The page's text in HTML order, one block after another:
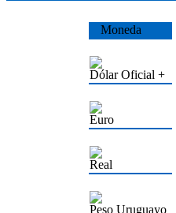
Moneda
Dólar Oficial +
Euro
Real
Peso Uruguayo